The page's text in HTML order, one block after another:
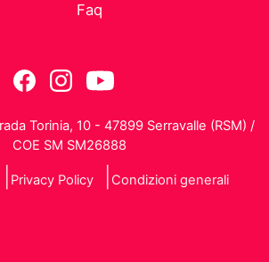
Faq
Torinia, 10 - 47899 Serravalle (RSM) /
COE SM SM26888
Privacy Policy Condizioni generali